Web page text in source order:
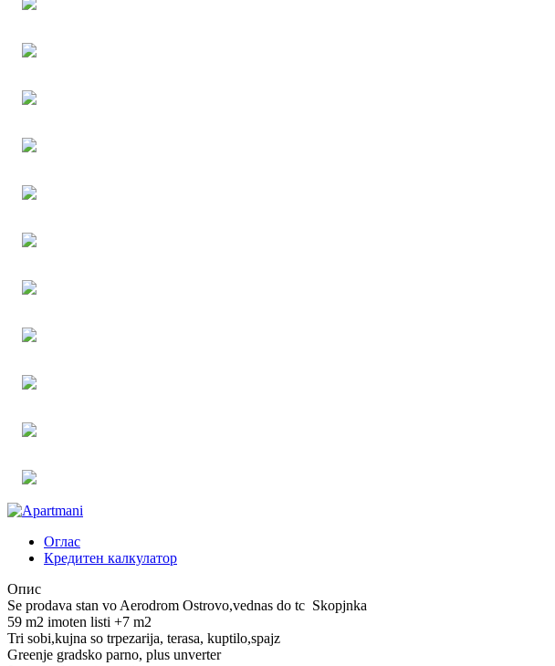
Оглас
Кредитен калкулатор
Опис
Se prodava stan vo Aerodrom Ostrovo,vednas do tc Skopjnka
59 m2 imoten listi +7 m2
Tri sobi,kujna so trpezarija, terasa, kuptilo,spajz
Greenje gradsko parno, plus unverter